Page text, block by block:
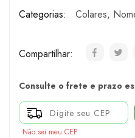
Categorias:
Colares,
Compartilhar:
Consulte o frete e prazo
Não sei meu CEP